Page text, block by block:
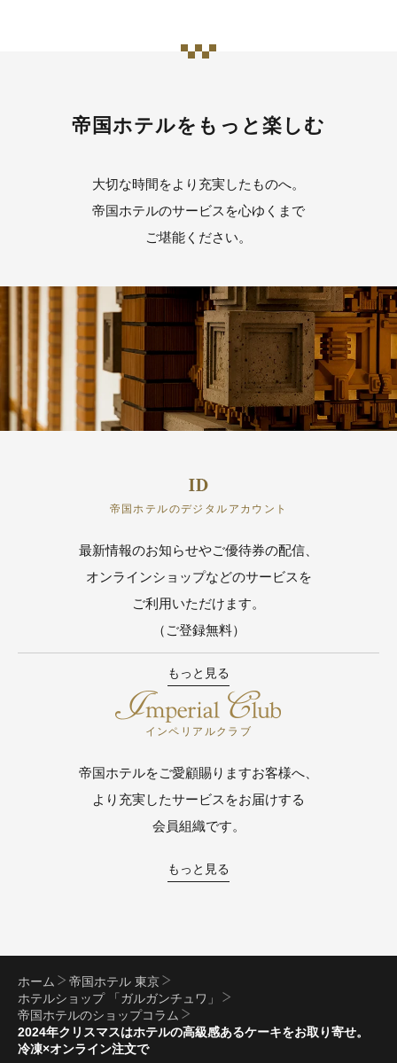
帝国ホテルをもっと楽しむ
大切な時間をより充実したものへ。
帝国ホテルのサービスを心ゆくまで
ご堪能ください。
帝国ホテルのデジタルアカウント
最新情報のお知らせやご優待券の配信、
オンラインショップなどのサービスを
ご利用いただけます。
（ご登録無料）
もっと見る
インペリアルクラブ
帝国ホテルをご愛顧賜りますお客様へ、
より充実したサービスをお届けする
会員組織です。
もっと見る
ホーム
帝国ホテル 東京
ホテルショップ 「ガルガンチュワ」
帝国ホテルのショップコラム
2024年クリスマスはホテルの高級感あるケーキをお取り寄せ。
冷凍×オンライン注文で